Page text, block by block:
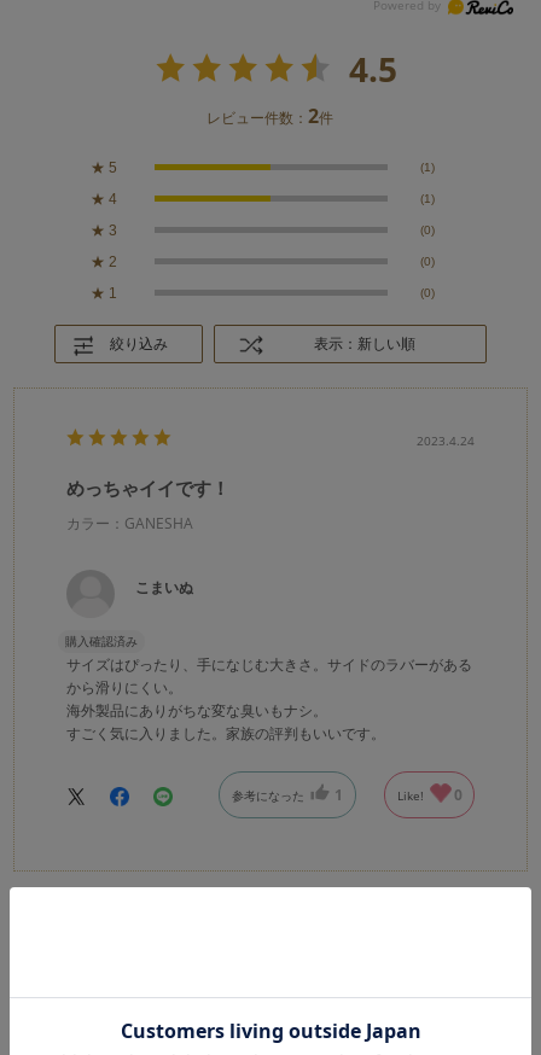
4.5
レビュー件数：2件
★ 5 (1)
★ 4 (1)
★ 3 (0)
★ 2 (0)
★ 1 (0)
絞り込み 表示：新しい順
2023.4.24
めっちゃイイです！
カラー：GANESHA
こまいぬ
購入確認済み
サイズはぴったり、手になじむ大きさ。サイドのラバーがある
から滑りにくい。
海外製品にありがちな変な臭いもナシ。
すごく気に入りました。家族の評判もいいです。
参考になった 1 Like! 0
仕上がりが、雑。
カラー：LOTUS